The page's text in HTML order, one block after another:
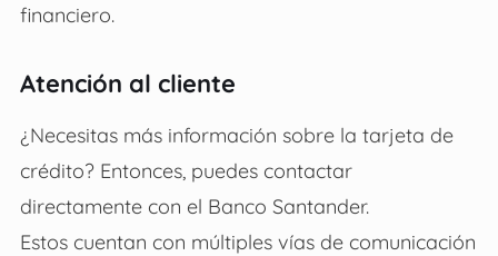
financiero.
Atención al cliente
¿Necesitas más información sobre la tarjeta de
crédito? Entonces, puedes contactar
directamente con el Banco Santander.
Estos cuentan con múltiples vías de comunicación